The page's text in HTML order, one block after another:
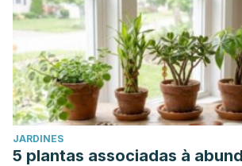
JARDINES
5 plantas associadas à